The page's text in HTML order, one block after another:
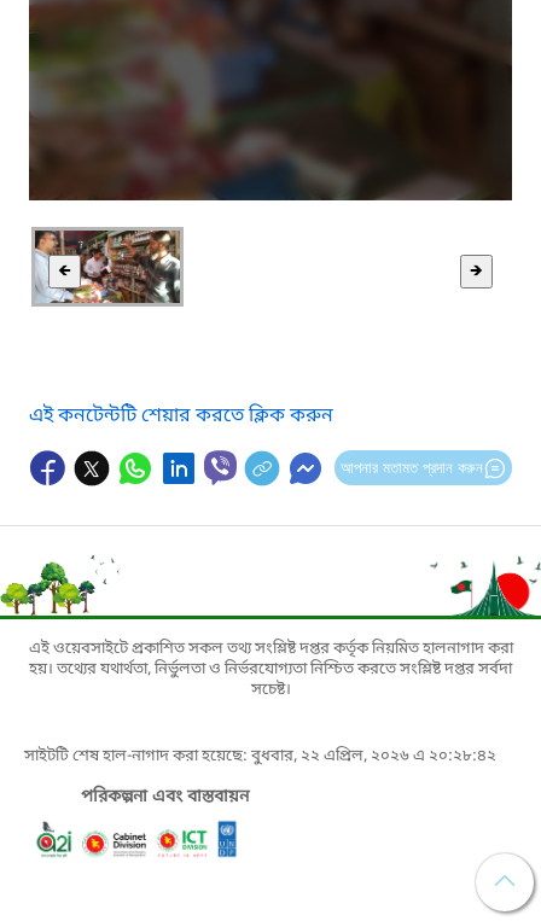
🡸 🡺
এই কনটেন্টটি শেয়ার করতে ক্লিক করুন
আপনার মতামত প্রদান করুন
এই ওয়েবসাইটে প্রকাশিত সকল তথ্য সংশ্লিষ্ট দপ্তর কর্তৃক নিয়মিত হালনাগাদ করা
হয়। তথ্যের যথার্থতা, নির্ভুলতা ও নির্ভরযোগ্যতা নিশ্চিত করতে সংশ্লিষ্ট দপ্তর সর্বদা
সচেষ্ট।
সাইটটি শেষ হাল-নাগাদ করা হয়েছে: বুধবার, ২২ এপ্রিল, ২০২৬ এ ২০:২৮:৪২
পরিকল্পনা এবং বাস্তবায়ন